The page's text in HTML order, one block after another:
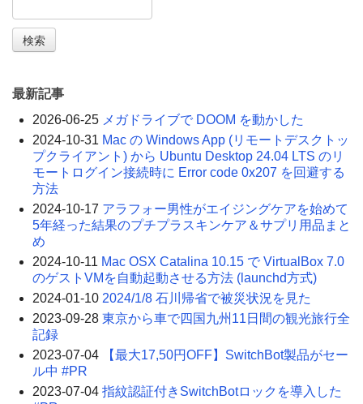
最新記事
2026-06-25 メガドライブで DOOM を動かした
2024-10-31 Mac の Windows App (リモートデスクトッ
プクライアント) から Ubuntu Desktop 24.04 LTS のリ
モートログイン接続時に Error code 0x207 を回避する
方法
2024-10-17 アラフォー男性がエイジングケアを始めて
5年経った結果のプチプラスキンケア＆サプリ用品まと
め
2024-10-11 Mac OSX Catalina 10.15 で VirtualBox 7.0
のゲストVMを自動起動させる方法 (launchd方式)
2024-01-10 2024/1/8 石川帰省で被災状況を見た
2023-09-28 東京から車で四国九州11日間の観光旅行全
記録
2023-07-04
【最大17,50円OFF】SwitchBot製品がセー
ル中 #PR
2023-07-04 指紋認証付きSwitchBotロックを導入した